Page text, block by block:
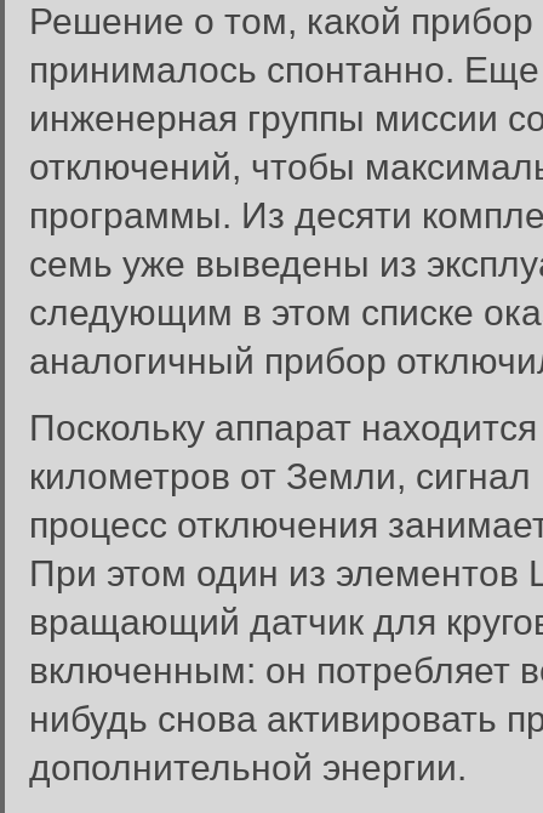
Решение о том, какой
принималось спонтанно.
инженерная группы миссии
отключений, чтобы
программы. Из десяти
семь уже выведены из
следующим в этом списке
аналогичный прибор
Поскольку аппарат
километров от Земли,
процесс отключения
При этом один из
вращающий датчик для
включенным: он потребляет
нибудь снова активировать
дополнительной энергии.